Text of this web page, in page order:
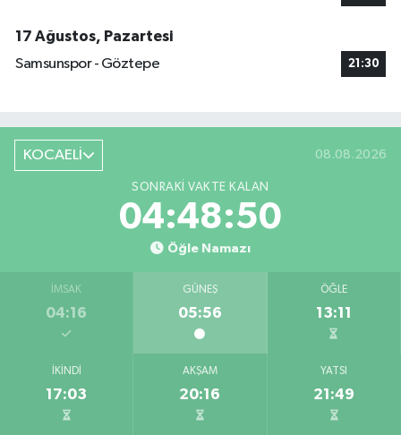
17 Ağustos, Pazartesi
Samsunspor - Göztepe
21:30
KOCAELİ 08.08.2026
SONRAKI VAKTE KALAN
04:48:49
Öğle Namazı
İMSAK
04:16
GÜNEŞ
05:56
ÖĞLE
13:11
İKINDI
17:03
AKŞAM
20:16
YATSI
21:49